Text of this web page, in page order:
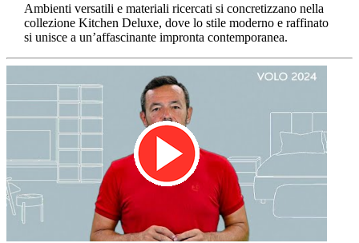
Ambienti versatili e materiali ricercati si concretizzano nella
collezione Kitchen Deluxe, dove lo stile moderno e raffinato
si unisce a un’affascinante impronta contemporanea.